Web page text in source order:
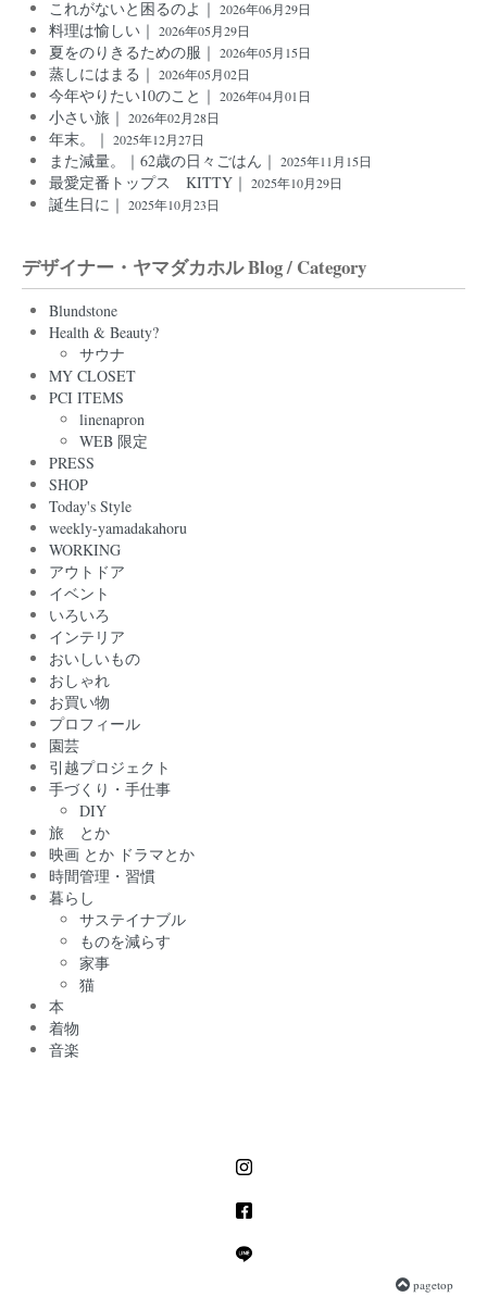
これがないと困るのよ｜ 2026年06月29日
料理は愉しい｜ 2026年05月29日
夏をのりきるための服｜ 2026年05月15日
蒸しにはまる｜ 2026年05月02日
今年やりたい10のこと｜ 2026年04月01日
小さい旅｜ 2026年02月28日
年末。｜ 2025年12月27日
また減量。｜62歳の日々ごはん｜ 2025年11月15日
最愛定番トップス KITTY｜ 2025年10月29日
誕生日に｜ 2025年10月23日
デザイナー・ヤマダカホル Blog / Category
Blundstone
Health & Beauty?
サウナ
MY CLOSET
PCI ITEMS
linenapron
WEB 限定
PRESS
SHOP
Today's Style
weekly-yamadakahoru
WORKING
アウトドア
イベント
いろいろ
インテリア
おいしいもの
おしゃれ
お買い物
プロフィール
園芸
引越プロジェクト
手づくり・手仕事
DIY
旅 とか
映画 とか ドラマとか
時間管理・習慣
暮らし
サステイナブル
ものを減らす
家事
猫
本
着物
音楽
pagetop